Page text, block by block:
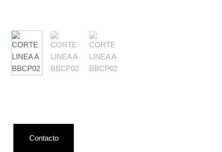
Contacto